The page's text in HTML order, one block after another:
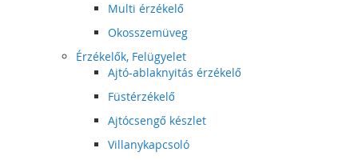
Multi érzékelő
Okosszemüveg
Érzékelők, Felügyelet
Ajtó-ablaknyitás érzékelő
Füstérzékelő
Ajtócsengő készlet
Villanykapcsoló